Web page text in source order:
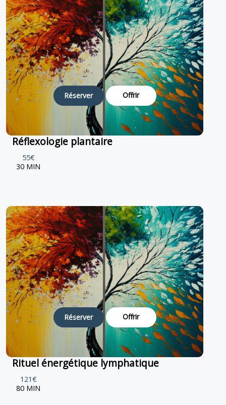
Réserver Offrir
Réflexologie plantaire
55€
30 MIN
Réserver Offrir
Rituel énergétique lymphatique
121€
80 MIN